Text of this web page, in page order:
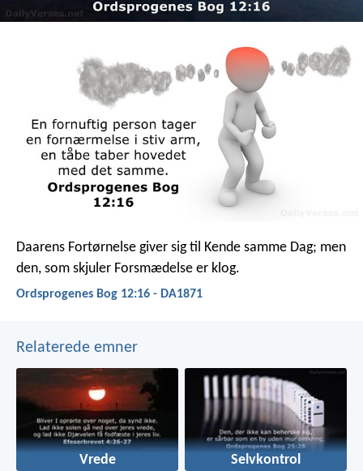
Daarens Fortørnelse giver sig til Kende samme Dag; men
den, som skjuler Forsmædelse er klog.
Ordsprogenes Bog 12:16 - DA1871
Relaterede emner
Vrede Selvkontrol